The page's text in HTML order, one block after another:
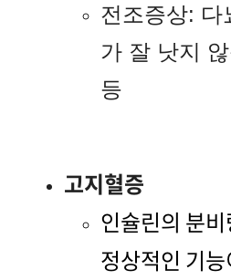
전조증상: 다
가 잘 낫지
등
고지혈증
인슐린의 분
정상적인 기